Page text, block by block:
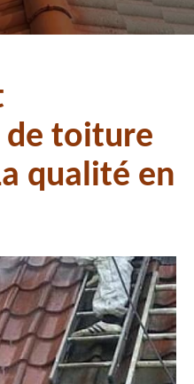
de toiture
qualité en